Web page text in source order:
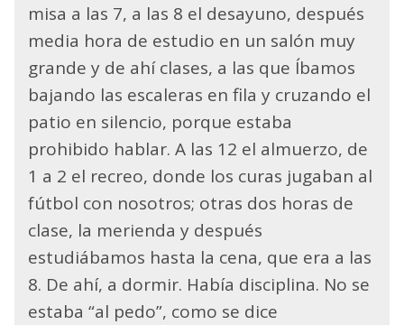
misa a las 7, a las 8 el desayuno, después
media hora de estudio en un salón muy
grande y de ahí clases, a las que Íbamos
bajando las escaleras en fila y cruzando el
patio en silencio, porque estaba
prohibido hablar. A las 12 el almuerzo, de
1 a 2 el recreo, donde los curas jugaban al
fútbol con nosotros; otras dos horas de
clase, la merienda y después
estudiábamos hasta la cena, que era a las
8. De ahí, a dormir. Había disciplina. No se
estaba “al pedo”, como se dice